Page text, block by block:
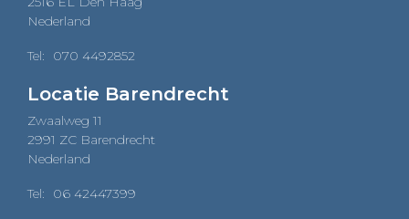
Nederland
Tel: 070 4492852
Locatie Barendrecht
Zwaalweg 11
2991 ZC Barendrecht
Nederland
Tel: 06 42447399